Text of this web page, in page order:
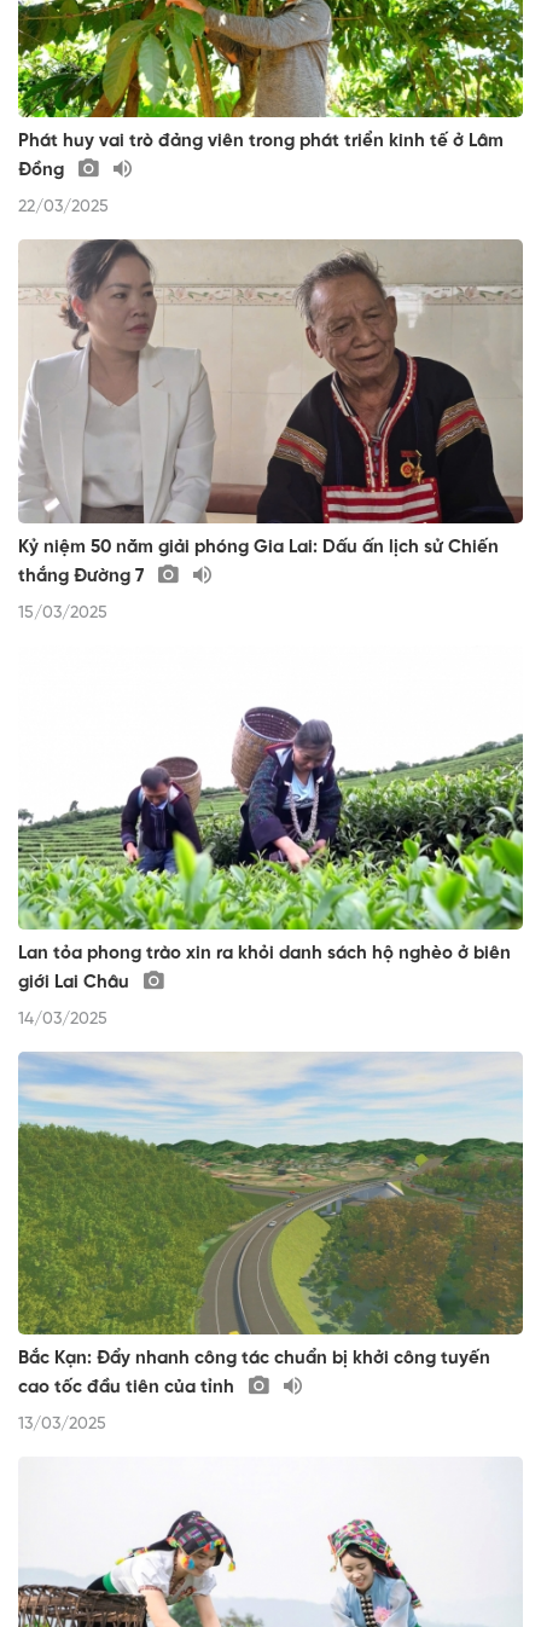
Phát huy vai trò đảng viên trong phát triển kinh tế ở Lâm
Đồng
22/03/2025
Kỷ niệm 50 năm giải phóng Gia Lai: Dấu ấn lịch sử Chiến
thắng Đường 7
15/03/2025
Lan tỏa phong trào xin ra khỏi danh sách hộ nghèo ở biên
giới Lai Châu
14/03/2025
Bắc Kạn: Đẩy nhanh công tác chuẩn bị khởi công tuyến
cao tốc đầu tiên của tỉnh
13/03/2025